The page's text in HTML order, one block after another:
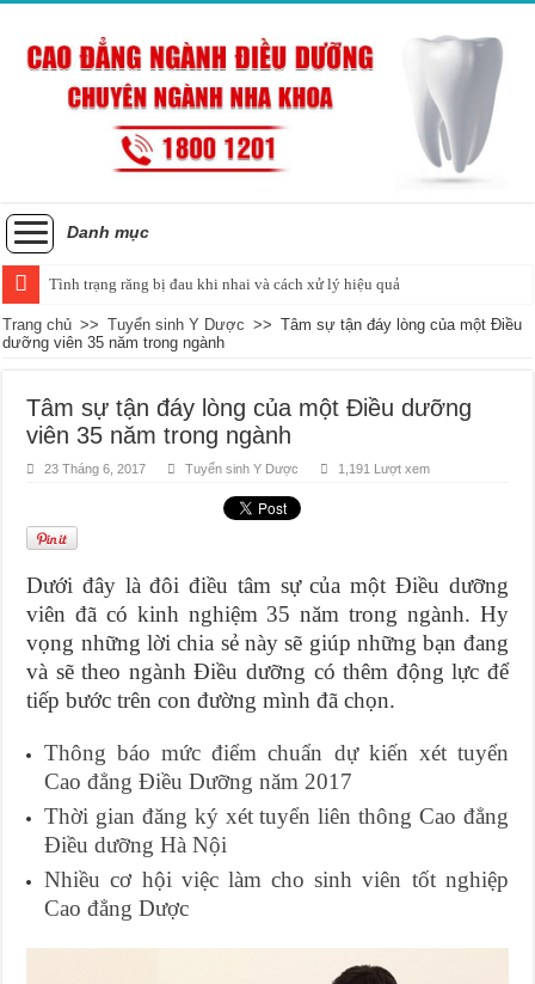
Danh mục
Tình trạng răng bị đau khi nhai và cách xử lý hiệu quả
Trang chủ >> Tuyển sinh Y Dược >> Tâm sự tận đáy lòng của một Điều
dưỡng viên 35 năm trong ngành
Tâm sự tận đáy lòng của một Điều dưỡng
viên 35 năm trong ngành
23 Tháng 6, 2017 Tuyển sinh Y Dược 1,191 Lượt xem
Dưới đây là đôi điều tâm sự của một Điều dưỡng
viên đã có kinh nghiệm 35 năm trong ngành. Hy
vọng những lời chia sẻ này sẽ giúp những bạn đang
và sẽ theo ngành Điều dưỡng có thêm động lực để
tiếp bước trên con đường mình đã chọn.
Thông báo mức điểm chuẩn dự kiến xét tuyển
Cao đẳng Điều Dưỡng năm 2017
Thời gian đăng ký xét tuyển liên thông Cao đẳng
Điều dưỡng Hà Nội
Nhiều cơ hội việc làm cho sinh viên tốt nghiệp
Cao đẳng Dược